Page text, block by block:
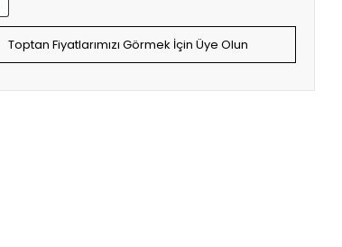
Toptan Fiyatlarımızı Görmek İçin Üye Olun